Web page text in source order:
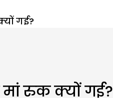
गई?
रुक क्यों गई?